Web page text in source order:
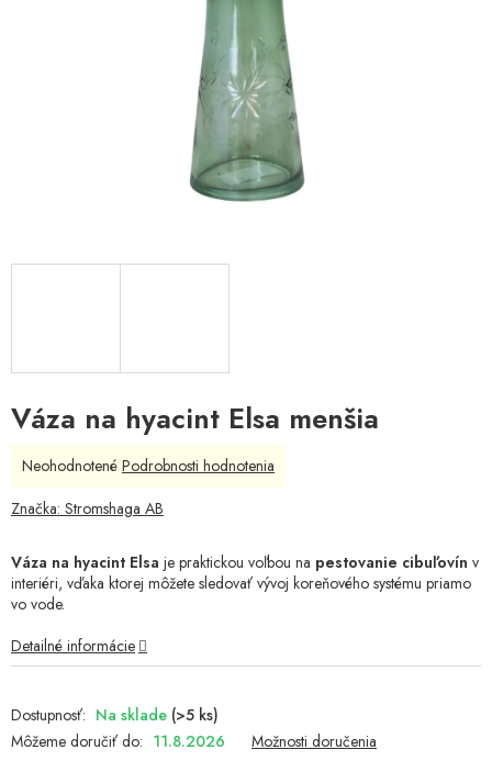
Váza na hyacint Elsa menšia
Na sklade (>5 ks)
Môžeme doručiť do: 11.8.2026 Možnosti doručenia
Váza na hyacint Elsa je praktickou voľbou na pestovanie cibuľovín v
interiéri, vďaka ktorej môžete sledovať vývoj koreňového systému priamo
vo vode.
Detailné informácie
Priemerné
produktu
z
5
hviezdičiek.
Neohodnotené Podrobnosti hodnotenia
Značka: Stromshaga AB